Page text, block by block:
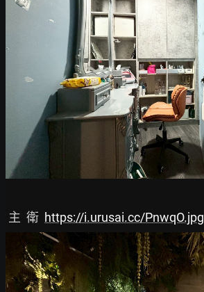
主  衛 https://i.urusai.cc/PnwqO.jpg